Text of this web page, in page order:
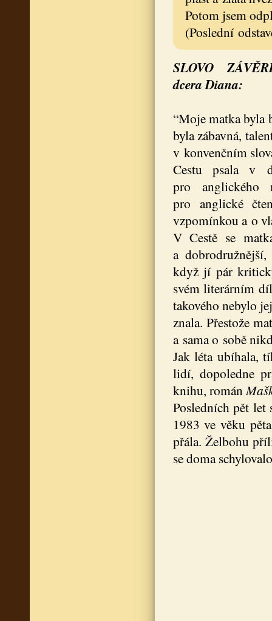
Potom jsem
(Poslední
SLOVO
dcera Diana:
“Moje matka byla
byla zábavná,
v konvenčním
Cestu psala v
pro anglického
pro anglické
vzpomínkou a o
V Cestě se
a
když jí pár
svém literárním
takového nebylo
znala. Přestože
a sama o sobě
Jak léta ubíhala,
lidí, dopoledne
knihu, román
Posledních pět
1983 ve věku
přála. Želbohu
se doma